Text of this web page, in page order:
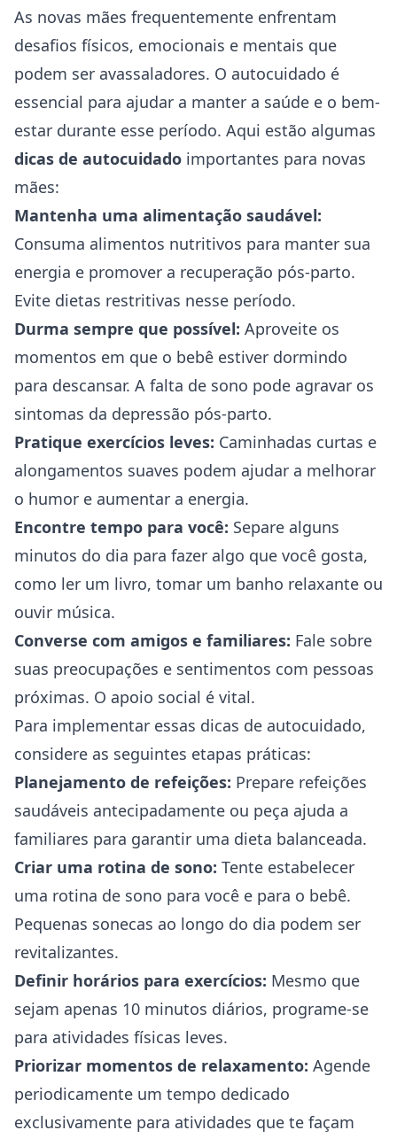
As novas mães frequentemente enfrentam
desafios físicos, emocionais e mentais que
podem ser avassaladores. O autocuidado é
essencial para ajudar a manter a saúde e o bem-
estar durante esse período. Aqui estão algumas
dicas de autocuidado importantes para novas
mães:
Mantenha uma alimentação saudável:
Consuma alimentos nutritivos para manter sua
energia e promover a recuperação pós-parto.
Evite dietas restritivas nesse período.
Durma sempre que possível: Aproveite os
momentos em que o bebê estiver dormindo
para descansar. A falta de sono pode agravar os
sintomas da depressão pós-parto.
Pratique exercícios leves: Caminhadas curtas e
alongamentos suaves podem ajudar a melhorar
o humor e aumentar a energia.
Encontre tempo para você: Separe alguns
minutos do dia para fazer algo que você gosta,
como ler um livro, tomar um banho relaxante ou
ouvir música.
Converse com amigos e familiares: Fale sobre
suas preocupações e sentimentos com pessoas
próximas. O apoio social é vital.
Para implementar essas dicas de autocuidado,
considere as seguintes etapas práticas:
Planejamento de refeições: Prepare refeições
saudáveis antecipadamente ou peça ajuda a
familiares para garantir uma dieta balanceada.
Criar uma rotina de sono: Tente estabelecer
uma rotina de sono para você e para o bebê.
Pequenas sonecas ao longo do dia podem ser
revitalizantes.
Definir horários para exercícios: Mesmo que
sejam apenas 10 minutos diários, programe-se
para atividades físicas leves.
Priorizar momentos de relaxamento: Agende
periodicamente um tempo dedicado
exclusivamente para atividades que te façam